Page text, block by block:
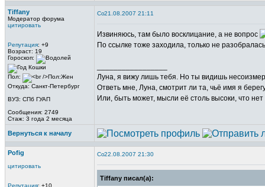
Tiffany
Модератор форума
цитировать
Репутация: +9
Возраст: 19
Гороскоп:
Пол:
Откуда: Санкт-Петербург
ВУЗ: СПб ГУАП
Сообщения: 2749
Стаж: 3 года 2 месяца
21.08.2007 21:11
Извиняюсь, там было восклицание, а не вопрос
По ссылке тоже заходила, только не
Луна, я вижу лишь тебя. Но ты видишь
Ответь мне, Луна, смотрит ли та, чьё имя я
Или, быть может, мысли её столь высоки, что
Вернуться к началу
Pofig
цитировать
Репутация: +10
22.08.2007 21:30
Tiffany писал(а):